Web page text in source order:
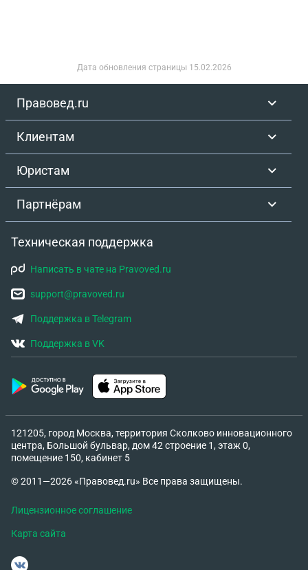
Дата обновления страницы 15.02.2026
Правовед.ru
Клиентам
Юристам
Партнёрам
Техническая поддержка
Написать в чате на Pravoved.ru
support@pravoved.ru
Поддержка в Telegram
Поддержка в VK
121205, город Москва, территория Сколково инновационного
центра, Большой бульвар, дом 42 строение 1, этаж 0,
помещение 150, кабинет 5
© 2011—2026 «Правовед.ru» Все права защищены.
Лицензионное соглашение
Карта сайта